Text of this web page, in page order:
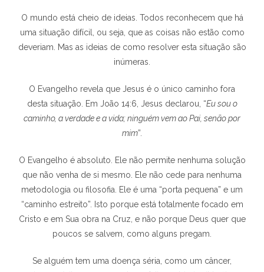
O mundo está cheio de ideias. Todos reconhecem que há
uma situação difícil, ou seja, que as coisas não estão como
deveriam. Mas as ideias de como resolver esta situação são
inúmeras.
O Evangelho revela que Jesus é o único caminho fora
desta situação. Em João 14:6, Jesus declarou, “Eu sou o
caminho, a verdade e a vida; ninguém vem ao Pai, senão por
mim”.
O Evangelho é absoluto. Ele não permite nenhuma solução
que não venha de si mesmo. Ele não cede para nenhuma
metodologia ou filosofia. Ele é uma “porta pequena” e um
“caminho estreito”. Isto porque está totalmente focado em
Cristo e em Sua obra na Cruz, e não porque Deus quer que
poucos se salvem, como alguns pregam.
Se alguém tem uma doença séria, como um câncer,